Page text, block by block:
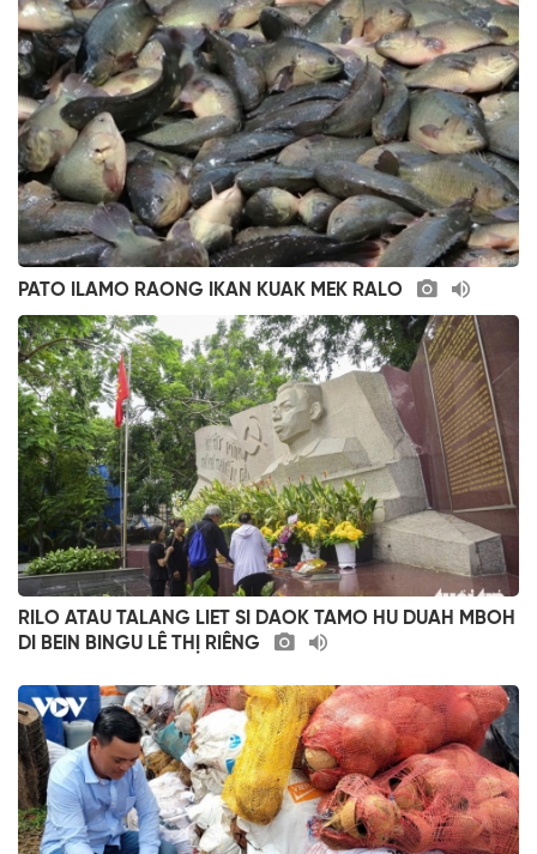
PATO ILAMO RAONG IKAN KUAK MEK RALO
RILO ATAU TALANG LIET SI DAOK TAMO HU DUAH MBOH
DI BEIN BINGU LÊ THỊ RIÊNG